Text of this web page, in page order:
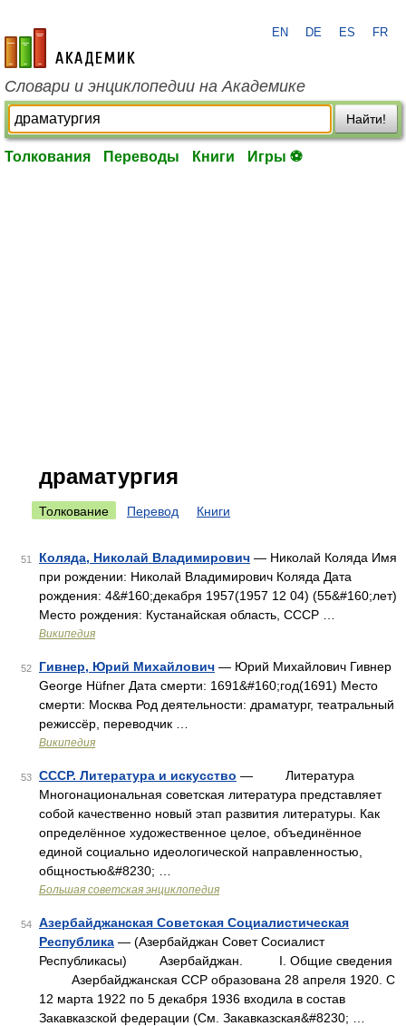
academic.ru
EN DE ES FR
Словари и энциклопедии на Академике
Найти!
Толкования Переводы Книги Игры ⚽
драматургия
Толкование Перевод Книги
51 Коляда, Николай Владимирович — Николай Коляда Имя
при рождении: Николай Владимирович Коляда Дата
рождения: 4&#160;декабря 1957(1957 12 04) (55&#160;лет)
Место рождения: Кустанайская область, СССР …
Википедия
52 Гивнер, Юрий Михайлович — Юрий Михайлович Гивнер
George Hüfner Дата смерти: 1691&#160;год(1691) Место
смерти: Москва Род деятельности: драматург, театральный
режиссёр, переводчик …
Википедия
53 СССР. Литература и искусство — Литература
Многонациональная советская литература представляет
собой качественно новый этап развития литературы. Как
определённое художественное целое, объединённое
единой социально идеологической направленностью,
общностью&#8230; …
Большая советская энциклопедия
54
Азербайджанская Советская Социалистическая
Республика — (Азербайджан Совет Сосиалист
Республикасы) Азербайджан. I. Общие сведения
Азербайджанская ССР образована 28 апреля 1920. С
12 марта 1922 по 5 декабря 1936 входила в состав
Закавказской федерации (См. Закавказская&#8230; …